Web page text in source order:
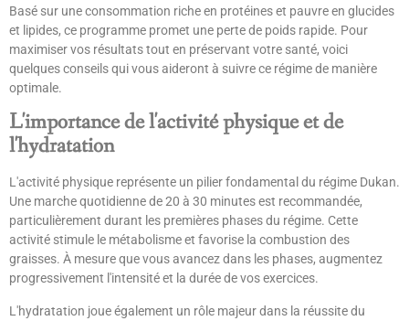
Basé sur une consommation riche en protéines et pauvre en glucides
et lipides, ce programme promet une perte de poids rapide. Pour
maximiser vos résultats tout en préservant votre santé, voici
quelques conseils qui vous aideront à suivre ce régime de manière
optimale.
L'importance de l'activité physique et de
l'hydratation
L'activité physique représente un pilier fondamental du régime Dukan.
Une marche quotidienne de 20 à 30 minutes est recommandée,
particulièrement durant les premières phases du régime. Cette
activité stimule le métabolisme et favorise la combustion des
graisses. À mesure que vous avancez dans les phases, augmentez
progressivement l'intensité et la durée de vos exercices.
L'hydratation joue également un rôle majeur dans la réussite du